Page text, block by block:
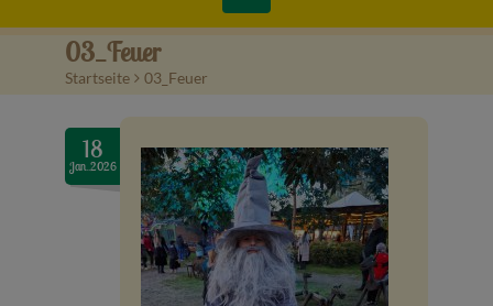
Startseite
Über uns
Preise & Infos
Tickets
Attraktionen
Videos
03_Feuer
Startseite > 03_Feuer
18
Jan..2026